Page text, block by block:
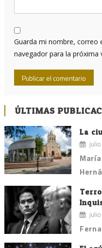
Guarda mi nombre, correo
navegador para la próxima
ÚLTIMAS
La